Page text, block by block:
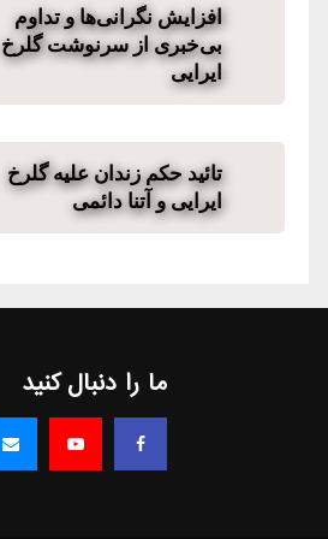
افزایش نگرانی‌ها و تداوم
بی‌خبری از سرنوشت گلرخ
ایرایی
تائید حکم زندان علیه گلرخ
ایرایی و آتنا دائمی
ما را دنبال کنید